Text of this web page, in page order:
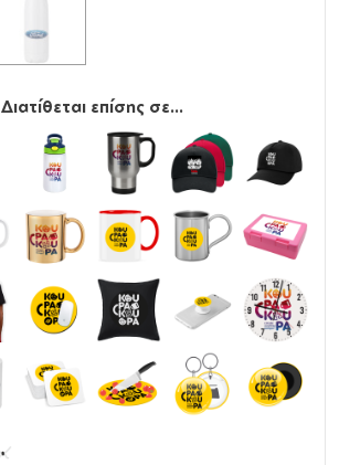
Διατίθεται επίσης σε...